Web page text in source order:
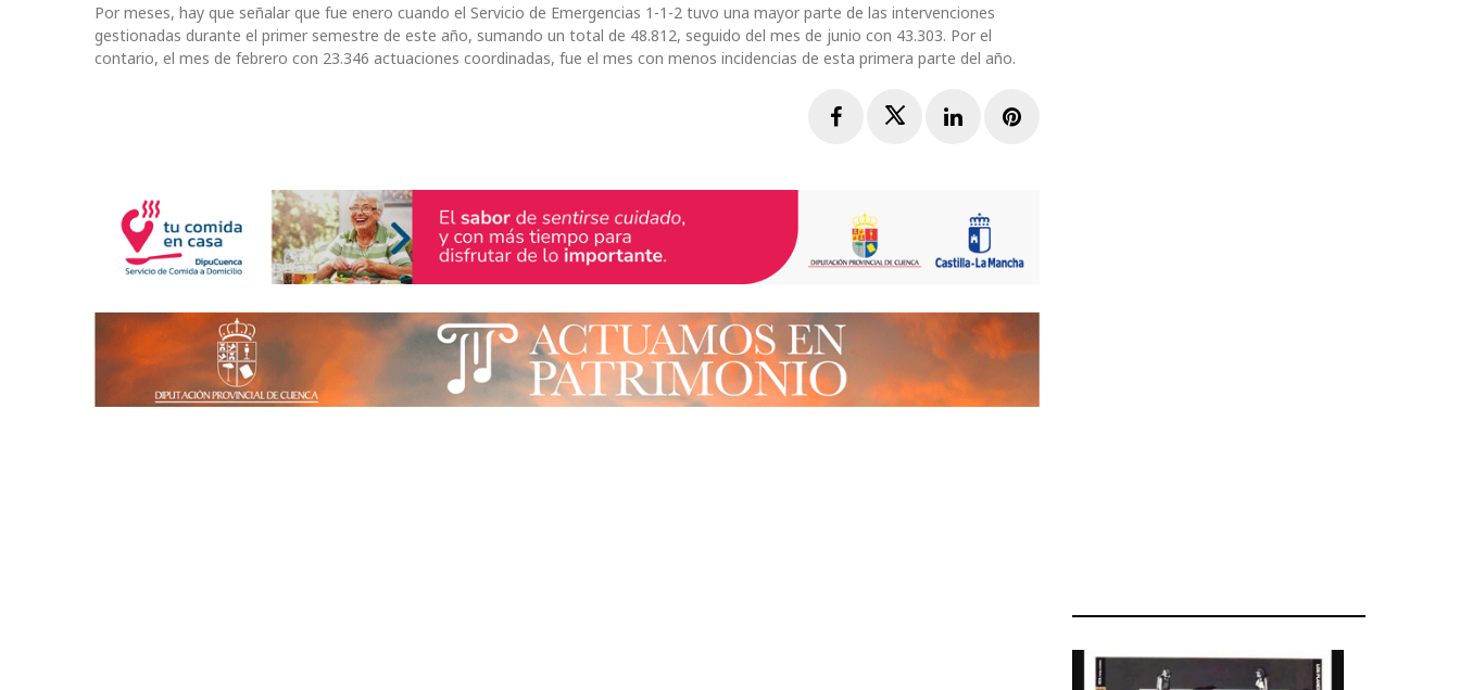
Por meses, hay que señalar que fue enero cuando el Servicio de Emergencias 1-1-2 tuvo una mayor parte de las intervenciones
gestionadas durante el primer semestre de este año, sumando un total de 48.812, seguido del mes de junio con 43.303. Por el
contario, el mes de febrero con 23.346 actuaciones coordinadas, fue el mes con menos incidencias de esta primera parte del año.
FacebookTwitterLinkedInPinterest